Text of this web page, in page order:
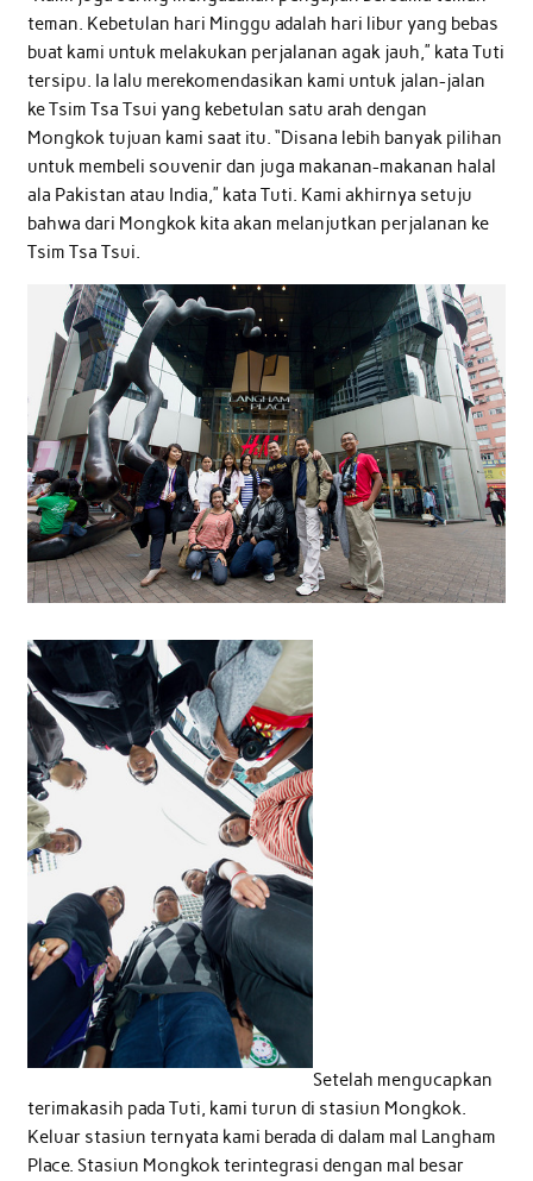
teman. Kebetulan hari Minggu adalah hari libur yang bebas
buat kami untuk melakukan perjalanan agak jauh,” kata Tuti
tersipu. Ia lalu merekomendasikan kami untuk jalan-jalan
ke Tsim Tsa Tsui yang kebetulan satu arah dengan
Mongkok tujuan kami saat itu. “Disana lebih banyak pilihan
untuk membeli souvenir dan juga makanan-makanan halal
ala Pakistan atau India,” kata Tuti. Kami akhirnya setuju
bahwa dari Mongkok kita akan melanjutkan perjalanan ke
Tsim Tsa Tsui.
Setelah mengucapkan
terimakasih pada Tuti, kami turun di stasiun Mongkok.
Keluar stasiun ternyata kami berada di dalam mal Langham
Place. Stasiun Mongkok terintegrasi dengan mal besar